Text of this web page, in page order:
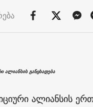
ალიანსის განცხადება
ალიანსის